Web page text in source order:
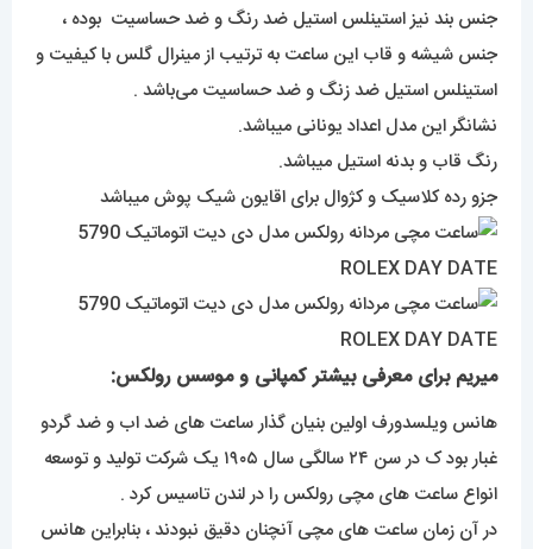
جنس بند نیز استینلس استیل ضد رنگ و ضد حساسیت بوده ،
جنس شیشه و قاب این ساعت به ترتیب از مینرال گلس با کیفیت و
استینلس استیل ضد زنگ و ضد حساسیت می‌باشد .
نشانگر این مدل اعداد یونانی میباشد.
رنگ قاب و بدنه استیل میباشد.
جزو رده کلاسیک و کژوال برای اقایون شیک پوش میباشد
میریم برای معرفی بیشتر کمپانی و موسس رولکس:
هانس ویلسدورف اولین بنیان گذار ساعت های ضد اب و ضد گردو
غبار بود ک در سن ۲۴ سالگی سال ۱۹۰۵ یک شرکت تولید و توسعه
انواع ساعت های مچی رولکس را در لندن تاسیس کرد .
در آن زمان ساعت های مچی آنچنان دقیق نبودند ، بنابراین هانس